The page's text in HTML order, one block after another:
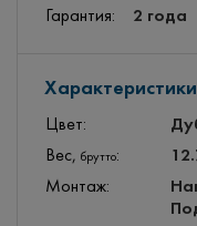
Гарантия: 2 года
Характеристики
Цвет:
Вес, брутто:
Монтаж: